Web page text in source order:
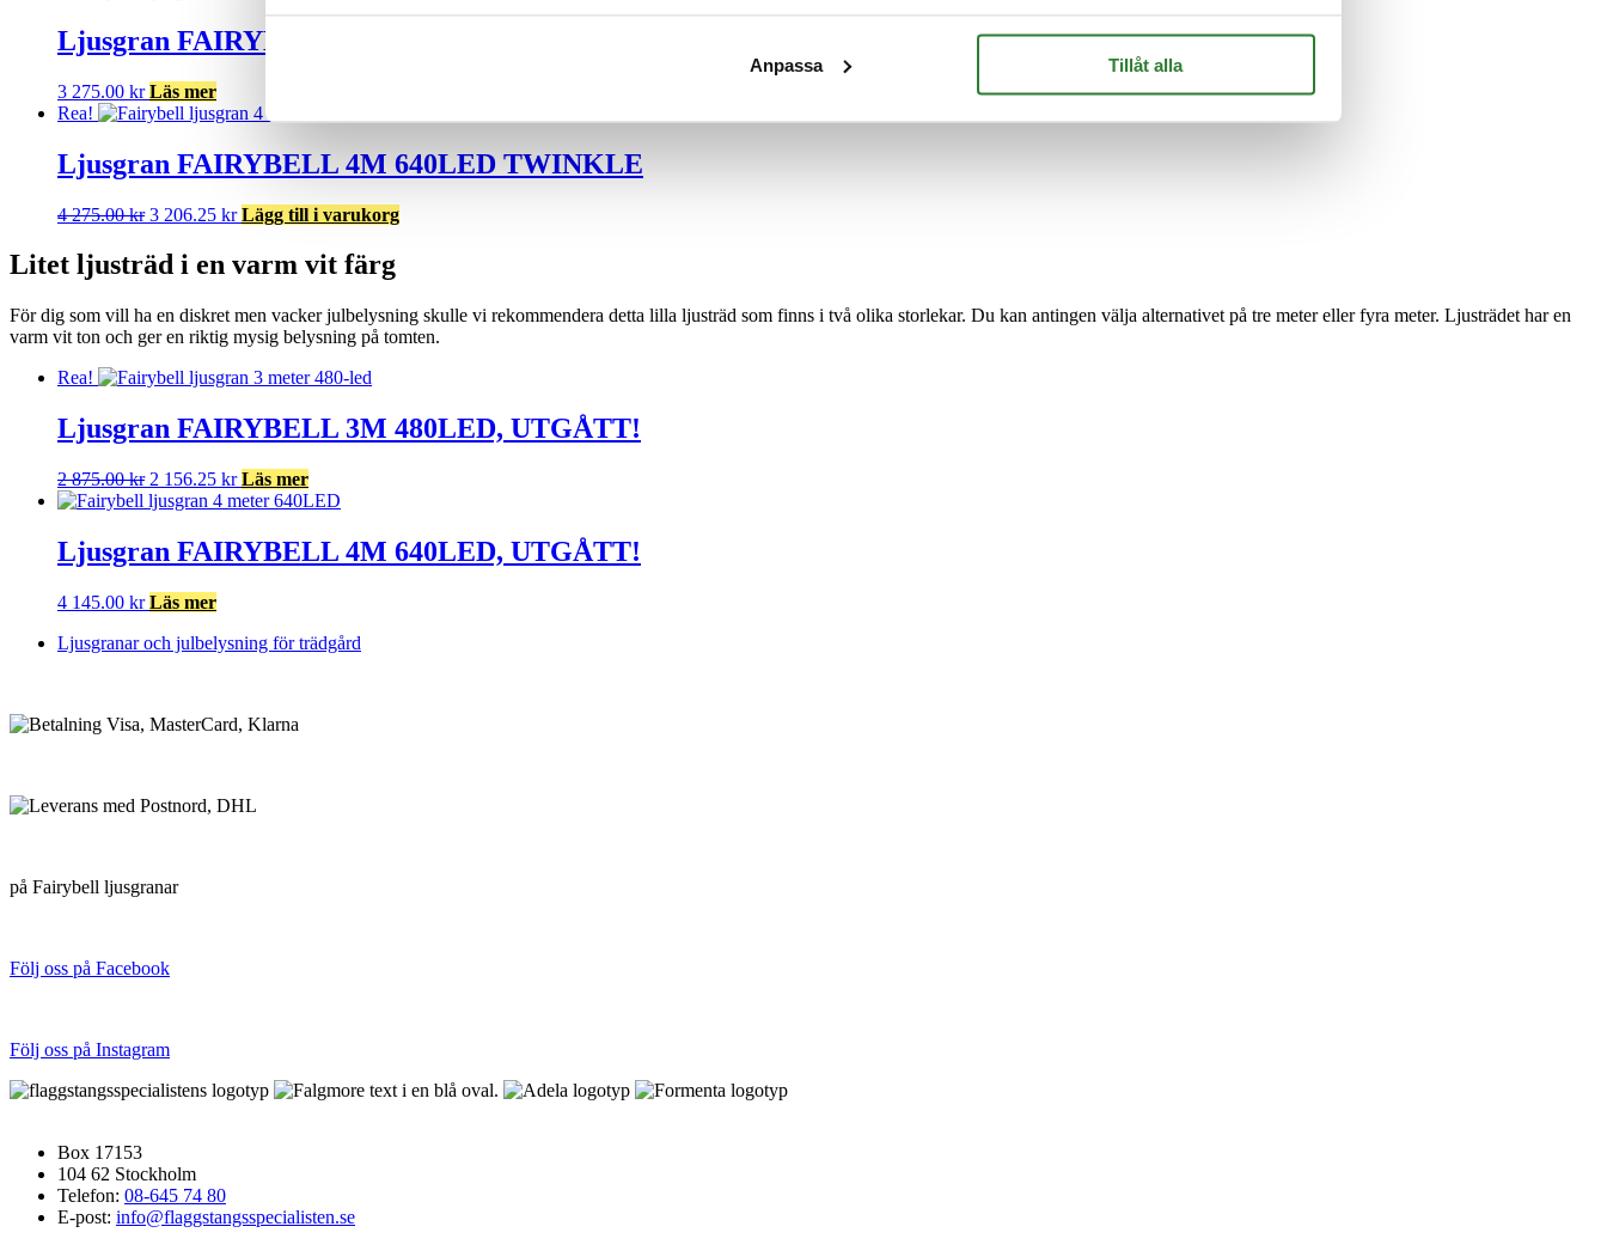
Anpassa Tillåt alla
Ljusgran FAIRYBELL 3M 480LED TWINKLE, UTGÅTT!
3 275.00 kr Läs mer
Rea!
Ljusgran FAIRYBELL 4M 640LED TWINKLE
4 275.00kr Det
priset
var:
275.00 kr.
3 206.25 krDet
priset
är:
206.25 kr.
Lägg till i varukorg
Litet ljusträd i en varm vit färg
För dig som vill ha en diskret men vacker julbelysning skulle vi rekommendera detta lilla ljusträd som finns i två olika storlekar. Du kan antingen välja alternativet på tre meter eller fyra meter. Ljusträdet har en
varm vit ton och ger en riktig mysig belysning på tomten.
Rea!
Ljusgran FAIRYBELL 3M 480LED, UTGÅTT!
2 875.00kr Det
ursprungliga
2
2 156.25 krDet
nuvarande
är:
2
Läs mer
Ljusgran FAIRYBELL 4M 640LED, UTGÅTT!
4 145.00 kr Läs mer
Ljusgranar och julbelysning för trädgård
på Fairybell ljusgranar
Följ oss på Facebook
Följ oss på Instagram
Box 17153
104 62 Stockholm
Telefon: 08-645 74 80
E-post: info@flaggstangsspecialisten.se